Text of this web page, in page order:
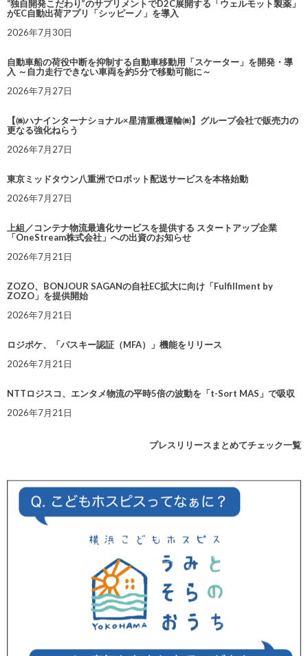
“独自開発こだわり”のサプリメントでD2C展開する「ウェルモット製薬」
がEC自動出荷アプリ「シッピーノ」を導入
2026年7月30日
自動車船の荷役中断を抑制する自動車移動用「スケーター」を開発・導
入 ～自力走行できない車両を約5分で移動可能に～
2026年7月27日
【㈱ハナインターナショナル×星清重機運輸㈱】グループ会社で販売力の
更なる強化ねらう
2026年7月27日
東京ミッドタウン八重洲でロボット配送サービスを本格始動
2026年7月27日
上組／コンテナ物流最適化サービスを提供する スタートアップ企業
「OneStream株式会社」への出資のお知らせ
2026年7月21日
ZOZO、BONJOUR SAGANの自社EC拡大に向け「Fulfillment by
ZOZO」を提供開始
2026年7月21日
ロジポケ、「パスキー認証（MFA）」機能をリリース
2026年7月21日
NTTロジスコ、エンタメ物流の平時5倍の波動を「t-Sort MAS」で吸収
2026年7月21日
プレスリリースまとめてチェック一覧